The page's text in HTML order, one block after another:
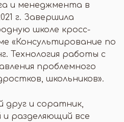
и менеджмента в
г. Завершила
школе кросс-
«Консультирование по
Технология работы с
проблемного
школьников».
друг и соратник,
разделяющий все